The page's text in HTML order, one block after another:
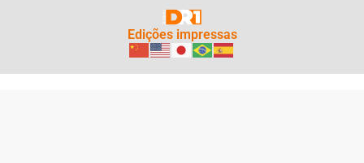
Edições impressas